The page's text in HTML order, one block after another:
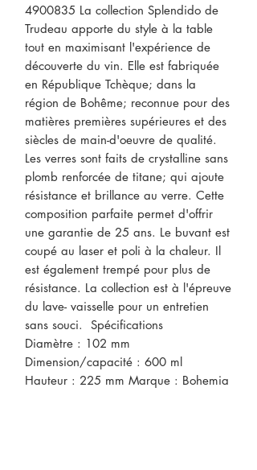
4900835 La collection Splendido de
Trudeau apporte du style à la table
tout en maximisant l'expérience de
découverte du vin. Elle est fabriquée
en République Tchèque; dans la
région de Bohême; reconnue pour des
matières premières supérieures et des
siècles de main-d'oeuvre de qualité.
Les verres sont faits de crystalline sans
plomb renforcée de titane; qui ajoute
résistance et brillance au verre. Cette
composition parfaite permet d'offrir
une garantie de 25 ans. Le buvant est
coupé au laser et poli à la chaleur. Il
est également trempé pour plus de
résistance. La collection est à l'épreuve
du lave- vaisselle pour un entretien
sans souci.  Spécifications
Diamètre : 102 mm
Dimension/capacité : 600 ml
Hauteur : 225 mm Marque : Bohemia